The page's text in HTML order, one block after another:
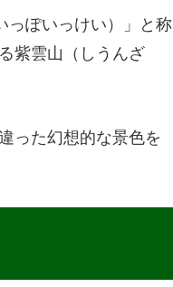
っぽいっけい）」と称
紫雲山（しうんざ
った幻想的な景色を